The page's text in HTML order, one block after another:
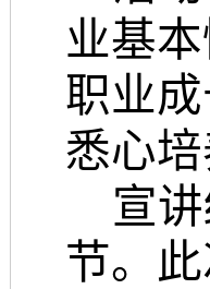
业基
职业
悉心培
宣
节。